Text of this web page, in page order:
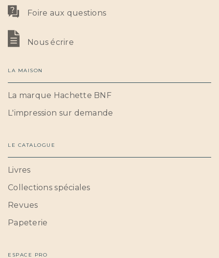
Foire aux questions
Nous écrire
LA MAISON
La marque Hachette BNF
L'impression sur demande
LE CATALOGUE
Livres
Collections spéciales
Revues
Papeterie
ESPACE PRO